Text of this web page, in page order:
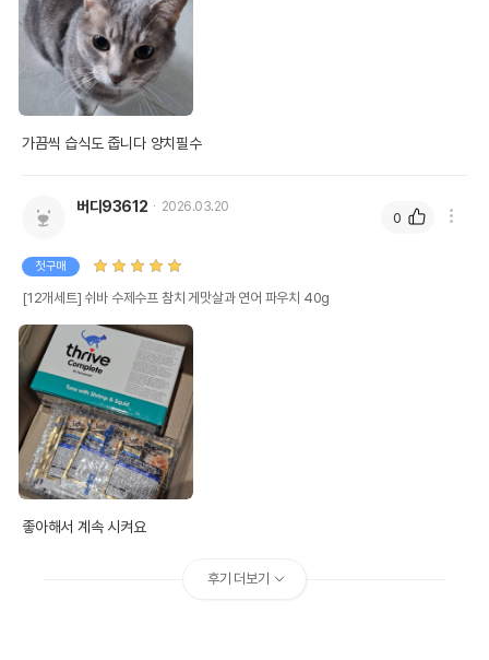
가끔씩 습식도 줍니다 양치필수
버디93612 2026.03.20
첫구매
[12개세트] 쉬바 수제수프 참치 게맛살과 연어 파우치 40g
좋아해서 계속 시켜요
0
후기 더보기